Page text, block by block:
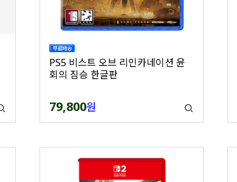
PS5 비스트 오브 리인카네이션 윤
회의 짐승 한글판
79,800원